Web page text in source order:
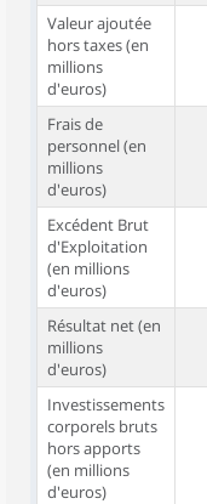
Valeur ajoutée
hors taxes (en
millions
d'euros)
Frais de
personnel (en
millions
d'euros)
Excédent Brut
d'Exploitation
(en millions
d'euros)
Résultat net (en
millions
d'euros)
Investissements
corporels bruts
hors apports
(en millions
d'euros)